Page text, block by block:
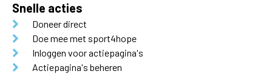
Snelle acties
Doneer direct
Doe mee met sport4hope
Inloggen voor actiepagina's
Actiepagina's beheren